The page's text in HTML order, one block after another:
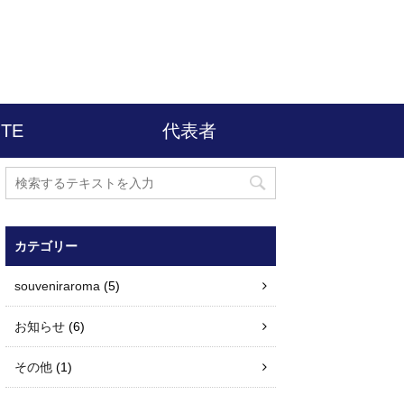
代表者
カテゴリー
souveniraroma (5)
お知らせ (6)
その他 (1)